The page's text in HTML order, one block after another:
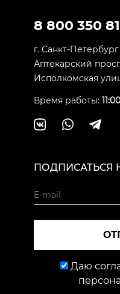
8 800 350
г. Санкт-Петербург
Аптекарский
Исполкомская
Время работы:
ПОДПИСАТЬСЯ
Даю